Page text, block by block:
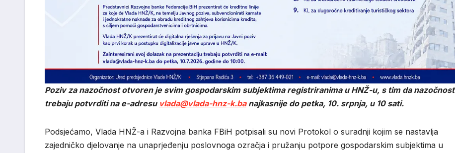
Poziv za nazočnost otvoren je svim gospodarskim subjektima registriranima u HNŽ-u, s tim da nazočnost
trebaju potvrditi na e-adresu vlada@vlada-hnz-k.banajkasnije do petka, 10. srpnja, u 10 sati.
Podsjećamo, Vlada HNŽ-a i Razvojna banka FBiH potpisali su novi Protokol o suradnji kojim se nastavlja
zajedničko djelovanje na unaprjeđenju poslovnoga ozračja i pružanju potpore gospodarskim subjektima u